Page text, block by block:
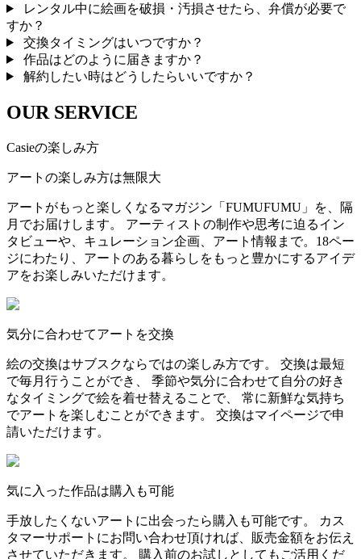
レンタル中に絵画を破損・汚損させたら、弁償が必要で
すか？
交換タイミングはいつですか？
作品はどのように届きますか？
解約したい時はどうしたらいいですか？
OUR SERVICE
Casieの楽しみ方
アートの楽しみ方は無限大
アートがもっと楽しくなるマガジン「FUMUFUMU」を、隔
月でお届けします。 アーティストの制作や思考に迫るイン
タビューや、キュレーション企画、アート情報まで。18ペー
ジにわたり、アートのある暮らしをもっと豊かにするアイデ
アをお楽しみいただけます。
気分に合わせてアートを交換
絵の交換はサブスクならではの楽しみ方です。 交換は最短
で毎月行うことができ、 季節や気分に合わせて自分の好き
なタイミングで絵を着せ替えることで、 常に新鮮な気持ち
でアートを楽しむことができます。 交換はマイページで申
請いただけます。
気に入った作品は購入も可能
手放したくないアートに出会ったら購入も可能です。 カス
タマーサポートにお問い合わせ頂ければ、販売金額をお伝え
させていただきます。 購入前のお試しとしてもご活用くだ